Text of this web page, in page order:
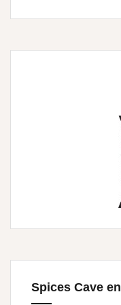
Spices Cave